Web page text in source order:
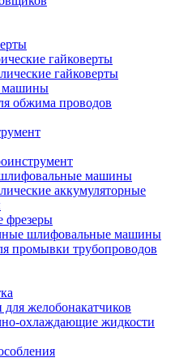
гайковерты
гайковерты
машины
обжима проводов
машины
аккумуляторные
фрезеры
шлифовальные машины
промывки трубопроводов
для желобонакатчиков
охлаждающие жидкости